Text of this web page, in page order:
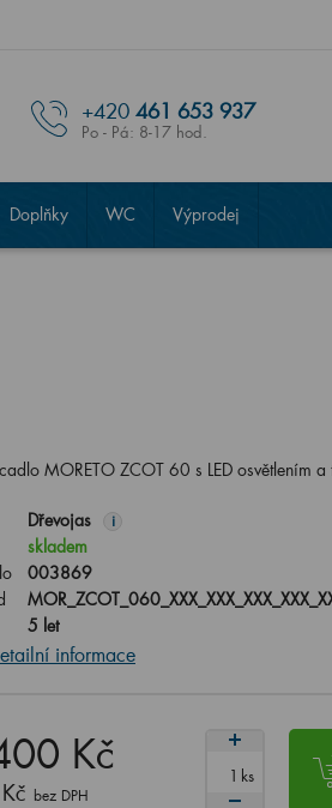
+420 461 653 937
Po - Pá: 8-17 hod.
Doplňky WC Výprodej
MORETO ZCOT 60 s LED osvětlením
Dřevojas i
skladem
003869
5 let
informace
Kč
bez DPH
ks